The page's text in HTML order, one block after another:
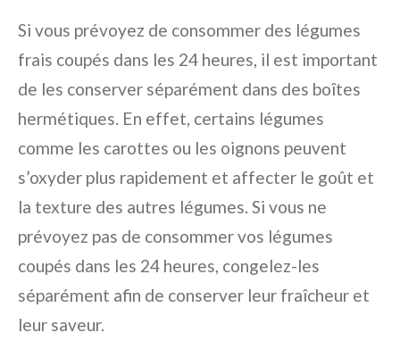
Si vous prévoyez de consommer des légumes
frais coupés dans les 24 heures, il est important
de les conserver séparément dans des boîtes
hermétiques. En effet, certains légumes
comme les carottes ou les oignons peuvent
s’oxyder plus rapidement et affecter le goût et
la texture des autres légumes. Si vous ne
prévoyez pas de consommer vos légumes
coupés dans les 24 heures, congelez-les
séparément afin de conserver leur fraîcheur et
leur saveur.